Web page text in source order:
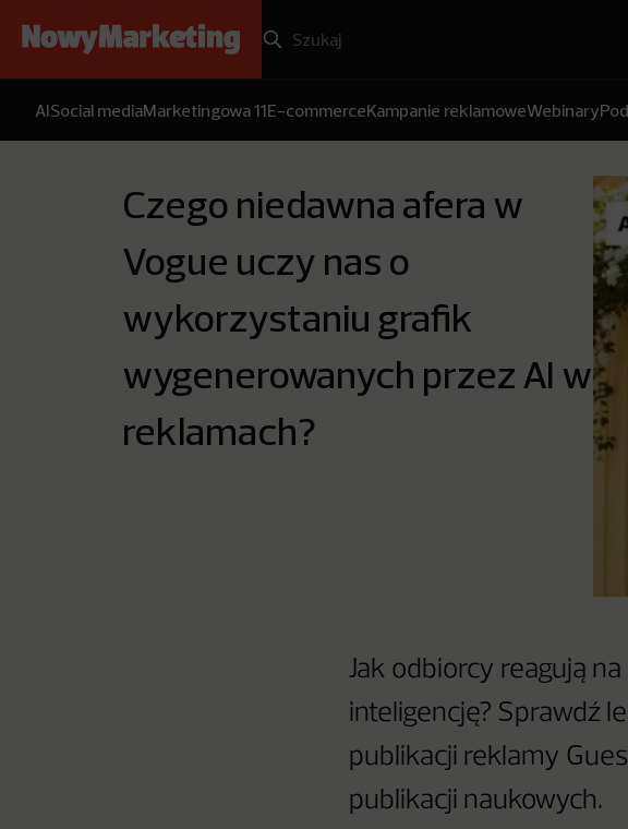
AISocial mediaMarketingowa 11E-commerceKampanie reklamoweWebinary
Czego niedawna afera w
Vogue uczy nas o
wykorzystaniu grafik
wygenerowanych przez AI w
reklamach?
Jak odbiorcy reagują
inteligencję? Sprawdź
publikacji reklamy
publikacji naukowych.